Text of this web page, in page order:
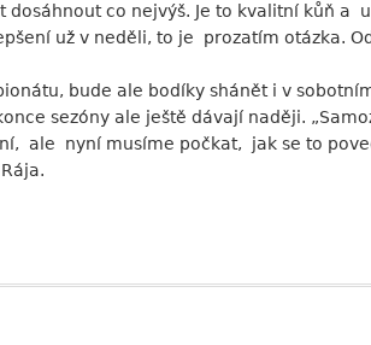
dosáhnout co nejvýš. Je to kvalitní kůň a
už v neděli, to je prozatím otázka.
bude ale bodíky shánět i v
sezóny ale ještě dávají naději.
ale nyní musíme počkat, jak se to